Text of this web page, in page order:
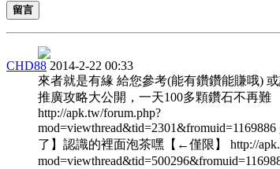
留言
CHD88 2014-2-22 00:33
來者就是有緣 給您參考(能有鑽鑽能賺哦)
推廣攻略大公開，一天100多顆鑽石不再難
http://apk.tw/forum.php?
了】認識的裡面泡茶嘿【←僅限】 http://